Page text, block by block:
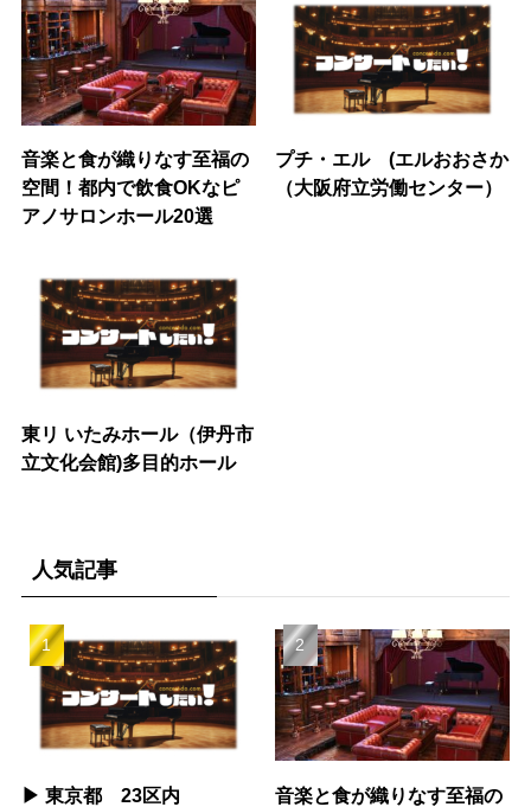
音楽と食が織りなす至福の
空間！都内で飲食OKなピ
アノサロンホール20選
プチ・エル (エルおおさか
（大阪府立労働センター）
東リ いたみホール（伊丹市
立文化会館)多目的ホール
人気記事
▶︎ 東京都 23区内
音楽と食が織りなす至福の